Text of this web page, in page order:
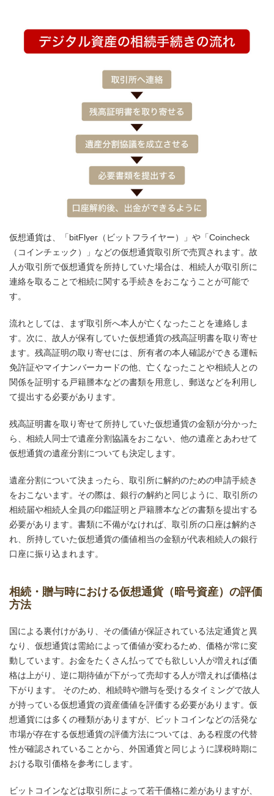
仮想通貨は、「bitFlyer（ビットフライヤー）」や「Coincheck
（コインチェック）」などの仮想通貨取引所で売買されます。故
人が取引所で仮想通貨を所持していた場合は、相続人が取引所に
連絡を取ることで相続に関する手続きをおこなうことが可能で
す。
流れとしては、まず取引所へ本人が亡くなったことを連絡しま
す。次に、故人が保有していた仮想通貨の残高証明書を取り寄せ
ます。残高証明の取り寄せには、所有者の本人確認ができる運転
免許証やマイナンバーカードの他、亡くなったことや相続人との
関係を証明する戸籍謄本などの書類を用意し、郵送などを利用し
て提出する必要があります。
残高証明書を取り寄せて所持していた仮想通貨の金額が分かった
ら、相続人同士で遺産分割協議をおこない、他の遺産とあわせて
仮想通貨の遺産分割についても決定します。
遺産分割について決まったら、取引所に解約のための申請手続き
をおこないます。その際は、銀行の解約と同じように、取引所の
相続届や相続人全員の印鑑証明と戸籍謄本などの書類を提出する
必要があります。書類に不備がなければ、取引所の口座は解約さ
れ、所持していた仮想通貨の価値相当の金額が代表相続人の銀行
口座に振り込まれます。
相続・贈与時における仮想通貨（暗号資産）の評価
方法
国による裏付けがあり、その価値が保証されている法定通貨と異
なり、仮想通貨は需給によって価値が変わるため、価格が常に変
動しています。お金をたくさん払ってでも欲しい人が増えれば価
格は上がり、逆に期待値が下がって売却する人が増えれば価格は
下がります。 そのため、相続時や贈与を受けるタイミングで故人
が持っている仮想通貨の資産価値を評価する必要があります。仮
想通貨には多くの種類がありますが、ビットコインなどの活発な
市場が存在する仮想通貨の評価方法については、ある程度の代替
性が確認されていることから、外国通貨と同じように課税時期に
おける取引価格を参考にします。
ビットコインなどは取引所によって若干価格に差がありますが、